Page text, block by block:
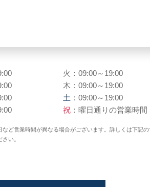
火：09:00～19:00
木：09:00～19:00
土 ：09:00～19:00
祝 ：曜日通りの営業時間
ど営業時間が異なる場合がございます。詳しくは下記の
い。